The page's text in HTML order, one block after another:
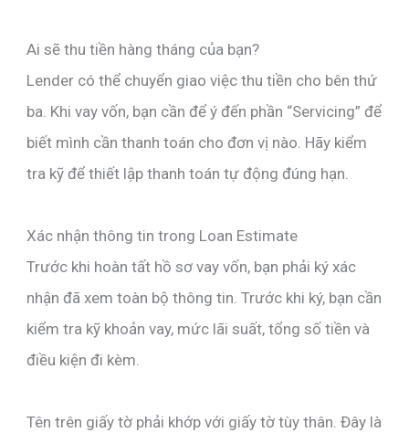
Ai sẽ thu tiền hàng tháng của bạn?
Lender có thể chuyển giao việc thu tiền cho bên thứ
ba. Khi vay vốn, bạn cần để ý đến phần “Servicing” để
biết mình cần thanh toán cho đơn vị nào. Hãy kiểm
tra kỹ để thiết lập thanh toán tự động đúng hạn.
Xác nhận thông tin trong Loan Estimate
Trước khi hoàn tất hồ sơ vay vốn, bạn phải ký xác
nhận đã xem toàn bộ thông tin. Trước khi ký, bạn cần
kiểm tra kỹ khoản vay, mức lãi suất, tổng số tiền và
điều kiện đi kèm.
Tên trên giấy tờ phải khớp với giấy tờ tùy thân. Đây là